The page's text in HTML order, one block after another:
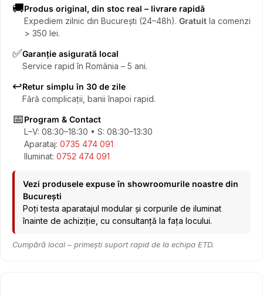
🚚Produs original, din stoc real – livrare rapidă
Expediem zilnic din București (24–48h). Gratuit la comenzi
> 350 lei.
✅Garanție asigurată local
Service rapid în România – 5 ani.
↩️Retur simplu în 30 de zile
Fără complicații, banii înapoi rapid.
📅Program & Contact
L–V: 08:30–18:30 • S: 08:30–13:30
Aparataj: 0735 474 091
Iluminat: 0752 474 091
Vezi produsele expuse în showroomurile noastre din
București
Poți testa aparatajul modular și corpurile de iluminat
înainte de achiziție, cu consultanță la fața locului.
Cumpără local – primești suport rapid de la echipa ETD.